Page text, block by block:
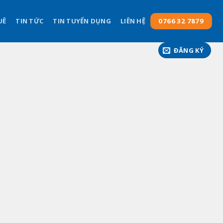
TIN TỨC TIN TUYỂN DỤNG LIÊN HỆ 0766 32 7879
ĐĂNG KÝ